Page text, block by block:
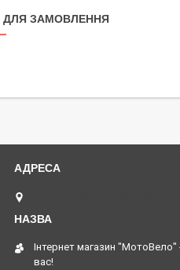
ДЛЯ ЗАМОВЛЕННЯ
Інтернет магазин "МотоВело"
вас!